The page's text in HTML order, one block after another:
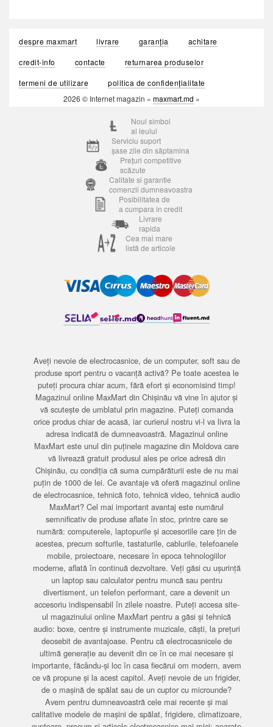
despre maxmart livrare garanția
achitare
credit-info
contacte
returnarea produselor
termeni de utilizare
politica de confidențialitate
2026 © Internet magazin « maxmart.md »
Noul simbol
al leului
Serviciu suport
șase zile din săptamina
Prețuri competitive
scăzute
Calitate si garantie
comenzii dumneavoastra
Posibilitatea de
a cumpara in credit
Livrare
rapida
Cea mai mare
listă de articole
Aveți nevoie de electrocasnice, de un computer, soft sau de
produse sport pentru o vacanță activă? Pe toate acestea le
puteți procura chiar acum, fără efort și economisind timp!
Magazinul online MaxMart din Chișinău vă vine în ajutor și
vă scutește de umblatul prin magazine. Puteți comanda
orice produs chiar de acasă, iar curierul nostru vi-l va livra la
adresa indicată de dumneavoastră. Magazinul online
MaxMart este unul din puținele magazine din Moldova care
vă livrează gratuit produsul ales pe orice adresă din
Chișinău, cu condiția că suma cumpărăturii este de nu mai
puțin de 1000 de lei. Ce avantaje vă oferă magazinul online
de electrocasnice, tehnică foto, tehnică video, tehnică audio
MaxMart? Cel mai important avantaj este numărul
semnificativ de produse aflate în stoc, printre care se
numără: computerele, laptopurile și accesoriile care țin de
acestea, precum softurile, tastaturile, cablurile, telefoanele
mobile, proiectoare, necesare în epoca tehnologiilor
moderne, aflată în continuă dezvoltare. Veți găsi cu ușurință
un laptop sau calculator pentru muncă sau pentru
divertisment, un telefon performant, care a devenit un
accesoriu indispensabil în zilele noastre. Puteți accesa site-
ul magazinului online MaxMart pentru a găsi și tehnică
audio: boxe, centre și instrumente muzicale, căști, la prețuri
deosebit de avantajoase. Pentru că electrocasnicele de
ultimă generație au devenit din ce în ce mai necesare și
importante, făcându-și loc în casa fiecărui om modern, avem
ce vă propune și la acest capitol. Aveți nevoie de un frigider,
de o mașină de spălat sau de un cuptor cu microunde?
Avem pentru dumneavoastră cele mai recente și mai
calitative modele de mașini de spălat, frigidere, climatizoare,